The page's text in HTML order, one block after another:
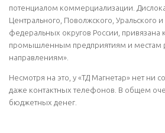
потенциалом коммерциализации.
Центрального, Поволжского, Уральского
федеральных округов России, привязана
промышленным предприятиям и местам
направлениям».
Несмотря на это, у «ТД Магнетар» нет ни
даже контактных телефонов. В общем
бюджетных денег.